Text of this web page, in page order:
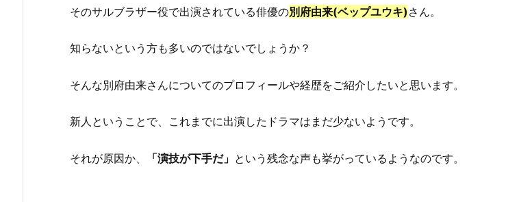
そのサルブラザー役で出演されている俳優の別府由来(ベップユウキ) さん。
知らないという方も多いのではないでしょうか？
そんな別府由来さんについてのプロフィールや経歴をご紹介したいと思います。
新人ということで、これまでに出演したドラマはまだ少ないようです。
それが原因か、 「演技が下手だ」 という残念な声も挙がっているようなのです。